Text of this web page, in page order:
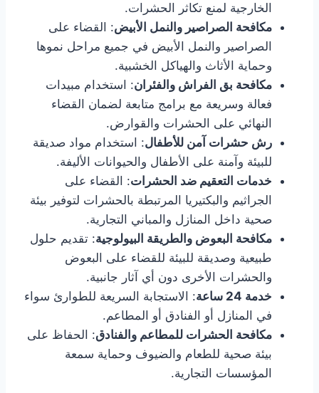
الخارجية لمنع تكاثر الحشرات.
مكافحة الصراصير والنمل الأبيض: القضاء على
الصراصير والنمل الأبيض في جميع مراحل نموها
وحماية الأثاث والهياكل الخشبية.
مكافحة بق الفراش والفئران: استخدام مبيدات
فعالة وسريعة مع برامج متابعة لضمان القضاء
النهائي على الحشرات والقوارض.
رش حشرات آمن للأطفال: استخدام مواد صديقة
للبيئة وآمنة على الأطفال والحيوانات الأليفة.
خدمات التعقيم ضد الحشرات: القضاء على
الجراثيم والبكتيريا المرتبطة بالحشرات لتوفير بيئة
صحية داخل المنازل والمباني التجارية.
مكافحة البعوض والطريقة البيولوجية: تقديم حلول
طبيعية وصديقة للبيئة للقضاء على البعوض
والحشرات الأخرى دون أي آثار جانبية.
خدمة 24 ساعة
: الاستجابة السريعة للطوارئ سواء
في المنازل أو الفنادق أو المطاعم.
مكافحة الحشرات للمطاعم والفنادق: الحفاظ على
بيئة صحية للطعام والضيوف وحماية سمعة
المؤسسات التجارية.